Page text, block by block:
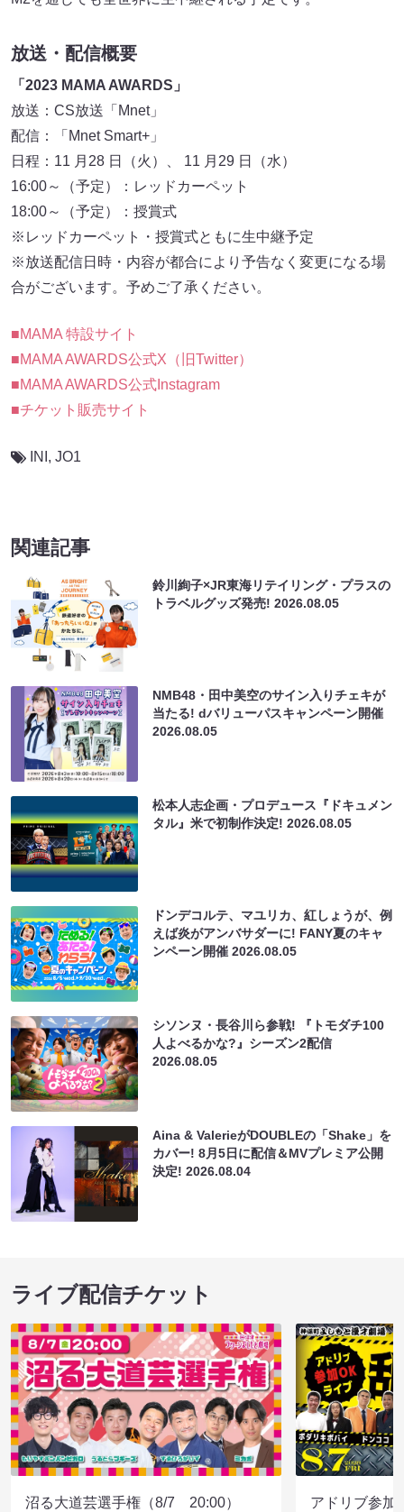
放送・配信概要
「2023 MAMA AWARDS」
放送：CS放送「Mnet」
配信：「Mnet Smart+」
日程：11 月28 日（火）、 11 月29 日（水）
16:00～（予定）：レッドカーペット
18:00～（予定）：授賞式
※レッドカーペット・授賞式ともに生中継予定
※放送配信日時・内容が都合により予告なく変更になる場
合がございます。予めご了承ください。
■MAMA 特設サイト
■MAMA AWARDS公式X（旧Twitter）
■MAMA AWARDS公式Instagram
■チケット販売サイト
INI , JO1
関連記事
鈴川絢子×JR東海リテイリング・プラスの
トラベルグッズ発売!2026.08.05
NMB48・田中美空のサイン入りチェキが
当たる! dバリューパスキャンペーン開催
2026.08.05
松本人志企画・プロデュース『ドキュメン
タル』米で初制作決定!2026.08.05
ドンデコルテ、マユリカ、紅しょうが、例
えば炎がアンバサダーに! FANY夏のキャ
ンペーン開催2026.08.05
シソンヌ・長谷川ら参戦! 『トモダチ100
人よべるかな?』シーズン2配信
2026.08.05
Aina & ValerieがDOUBLEの「Shake」を
カバー! 8月5日に配信＆MVプレミア公開
決定!2026.08.04
ライブ配信チケット
沼る大道芸選手権（8/7 20:00）
アドリブ参加